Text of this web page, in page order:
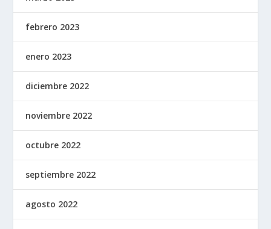
febrero 2023
enero 2023
diciembre 2022
noviembre 2022
octubre 2022
septiembre 2022
agosto 2022